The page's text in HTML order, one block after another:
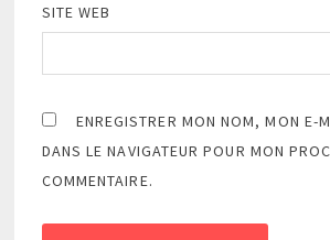
SITE WEB
ENREGISTRER MON NOM, MON E-
DANS LE NAVIGATEUR POUR MON
COMMENTAIRE.